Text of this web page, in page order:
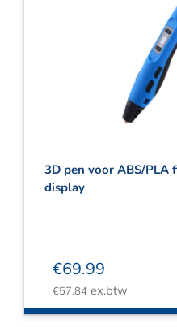
3D pen voor ABS/PLA
display
€69.99
€57.84 ex.btw